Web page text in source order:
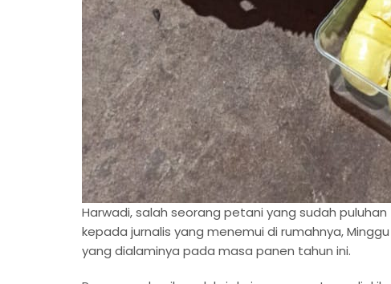
Harwadi, salah seorang petani yang sudah
kepada jurnalis yang menemui di rumahnya,
yang dialaminya pada masa panen tahun ini.